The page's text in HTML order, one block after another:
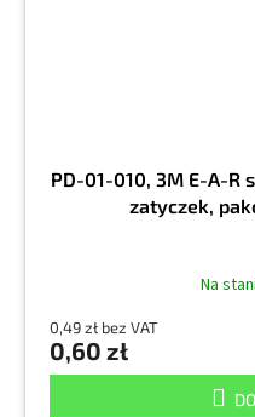
PD-01-010, 3M E-A-R
zatyczek,
Na
0,49 zł bez VAT
0,60 zł